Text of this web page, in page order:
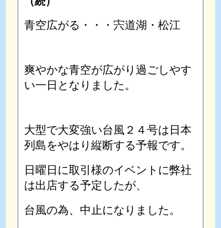
青空広がる・・・宍道湖・松江
爽やかな青空が広がり過ごしやす
い一日となりました。
大型で大変強い台風２４号は日本
列島をやはり縦断する予報です。
日曜日に取引様のイベントに弊社
は出店する予定したが、
台風の為、中止になりました。